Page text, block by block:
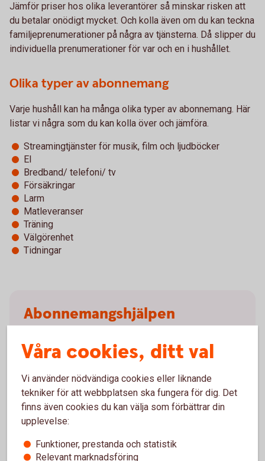
Jämför priser hos olika leverantörer så minskar risken att
du betalar onödigt mycket. Och kolla även om du kan teckna
familjeprenumerationer på några av tjänsterna. Då slipper du
individuella prenumerationer för var och en i hushållet.
Olika typer av abonnemang
Varje hushåll kan ha många olika typer av abonnemang. Här
listar vi några som du kan kolla över och jämföra.
Streamingtjänster för musik, film och ljudböcker
El
Bredband/ telefoni/ tv
Försäkringar
Larm
Matleveranser
Träning
Välgörenhet
Tidningar
Abonnemangs­hjälpen
abonnemang, prenumerationer och medlemskap. Du
prenumerationer. Och det bästa är att du kan sätta
pengarna i ett sparande i stället, om du vill.
Tjänsten finns i vår app och den är helt kostnadsfri.
Abonnemangshjälpen
Våra cookies, ditt val
Vi använder nödvändiga cookies eller liknande
tekniker för att webbplatsen ska fungera för dig. Det
finns även cookies du kan välja som förbättrar din
upplevelse:
Funktioner, prestanda och statistik
Relevant marknadsföring